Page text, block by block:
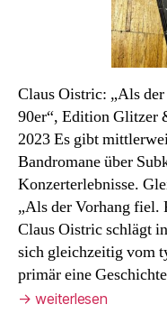
Claus Oistric: „Als
90er“, Edition Glitzer
2023 Es gibt
Bandromane über
Konzerterlebnisse.
„Als der Vorhang fiel.
Claus Oistric schlägt
sich gleichzeitig vom
primär eine
→ weiterlesen